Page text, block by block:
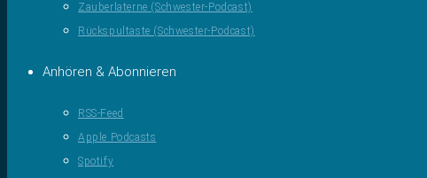
Zauberlaterne (Schwester-Podcast)
Rückspultaste (Schwester-Podcast)
Anhören & Abonnieren
RSS-Feed
Apple Podcasts
Spotify